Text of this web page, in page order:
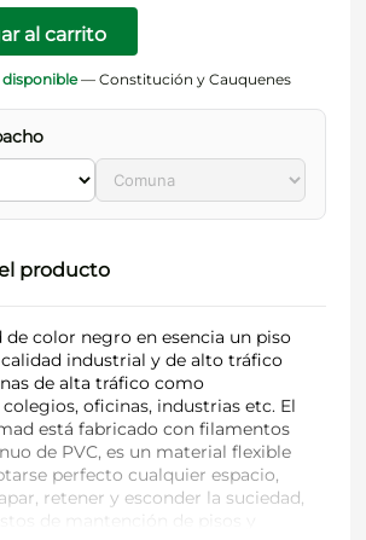
al carrito
— Constitución y Cauquenes
producto
de color negro en esencia un piso
industrial y de alto tráfico
de alta tráfico como
oficinas, industrias etc. El
está fabricado con filamentos
de PVC, es un material flexible
perfecto cualquier espacio,
retener y esconder la suciedad,
de mantención de pisos y